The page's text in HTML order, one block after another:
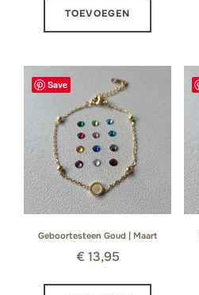
TOEVOEGEN
Save
Geboortesteen Goud | Maart
€ 13,95